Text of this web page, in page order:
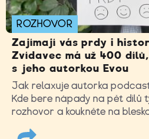
ROZHOVOR
Zajímají vás prdy i
Zvídavec má už 400
s jeho autorkou Evou
Jak relaxuje autorka
Kde bere nápady na pět dílů
rozhovor a koukněte na